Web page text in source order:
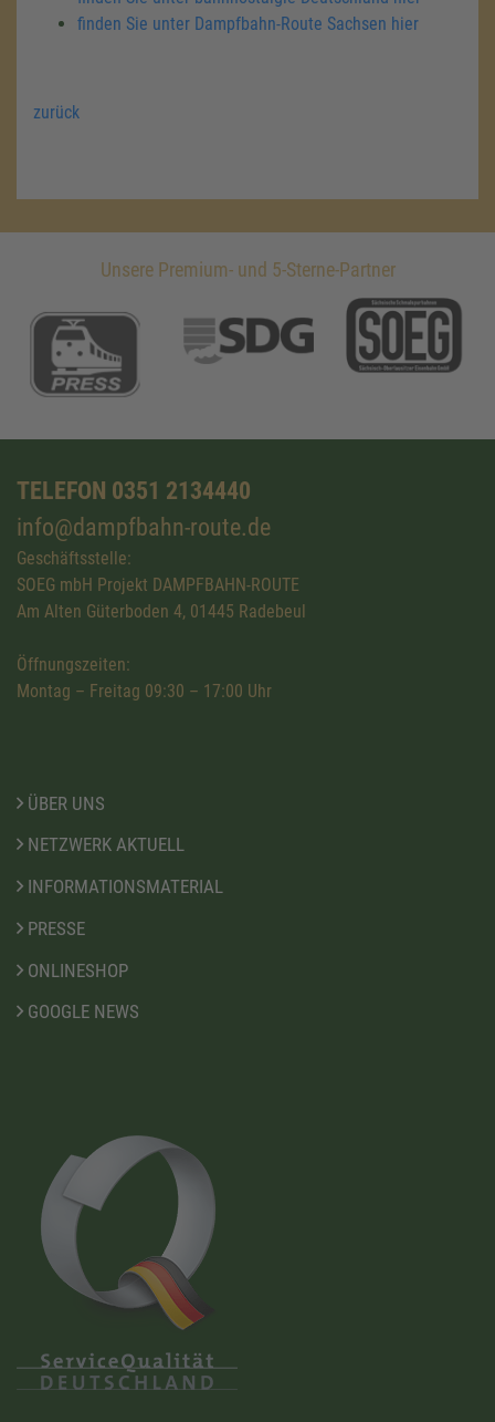
finden Sie unter Dampfbahn-Route Sachsen hier
zurück
Unsere Premium- und 5-Sterne-Partner
TELEFON 0351 2134440
info@dampfbahn-route.de
Geschäftsstelle:
SOEG mbH Projekt DAMPFBAHN-ROUTE
Am Alten Güterboden 4, 01445 Radebeul
Öffnungszeiten:
Montag – Freitag 09:30 – 17:00 Uhr
ÜBER UNS
NETZWERK AKTUELL
INFORMATIONSMATERIAL
PRESSE
ONLINESHOP
GOOGLE NEWS